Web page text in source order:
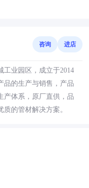
咨询 进店
工业园区，成立于2014
品的生产与销售，产品
产体系，原厂直供，品
的管材解决方案。